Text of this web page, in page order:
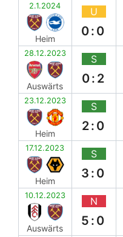
2.1.2024
Heim
U
0:0
28.12.2023
Auswärts
S
0:2
23.12.2023
Heim
S
2:0
17.12.2023
Heim
S
3:0
10.12.2023
Auswärts
N
5:0